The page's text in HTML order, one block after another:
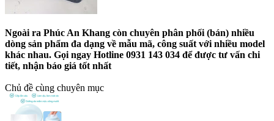
Ngoài ra Phúc An Khang còn chuyên phân phối (bán) nhiều
dòng sản phẩm đa dạng về mẫu mã, công suất với nhiều model
khác nhau. Gọi ngay Hotline 0931 143 034 để được tư vấn chi
tiết, nhận báo giá tốt nhất
Chủ đề cùng chuyên mục